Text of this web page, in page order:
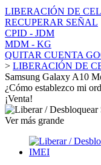
LIBERACIÓN DE
RECUPERAR SEÑAL
CPID - JDM
MDM - KG
QUITAR CUENTA
> LIBERACIÓN DE
Samsung Galaxy A10
¿Cómo establezco mi
¡Venta!
Ver más grande